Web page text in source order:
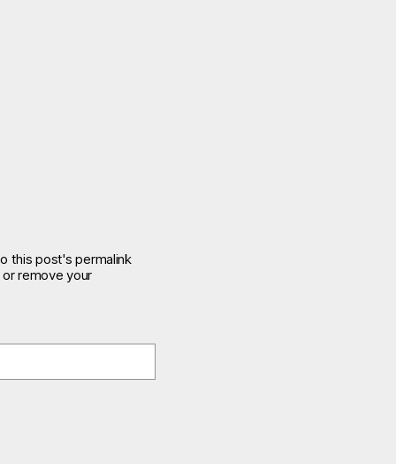
this post's permalink
remove your